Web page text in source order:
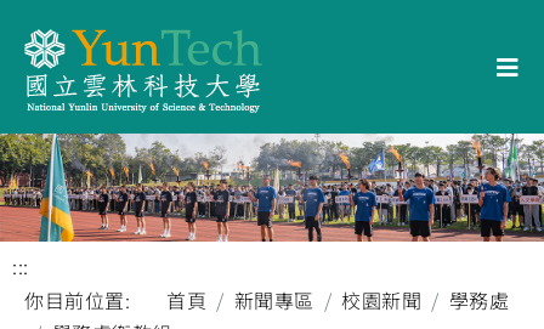
:::
你目前位置:
首頁 新聞專區 校園新聞
學務處